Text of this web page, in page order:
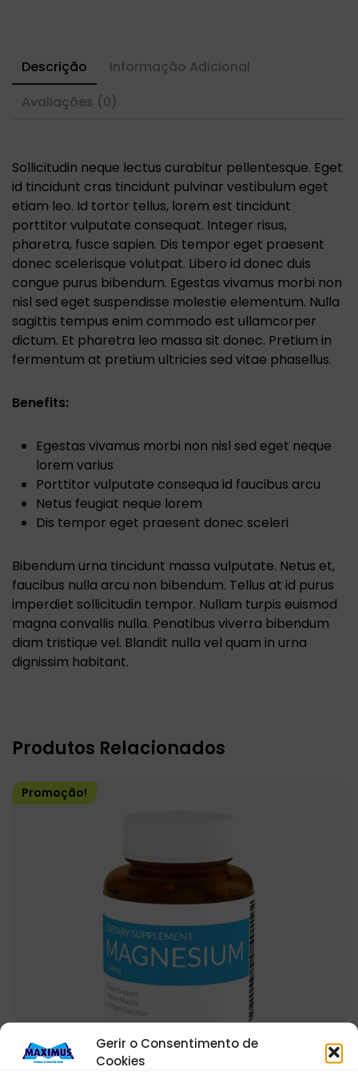
Gerir o Consentimento de
Cookies
Descrição
Informação Adicional
Avaliações (0)
Sollicitudin neque lectus curabitur pellentesque. Eget
id tincidunt cras tincidunt pulvinar vestibulum eget
etiam leo. Id tortor tellus, lorem est tincidunt
porttitor vulputate consequat. Integer risus,
pharetra, fusce sapien. Dis tempor eget praesent
donec scelerisque volutpat. Libero id donec duis
congue purus bibendum. Egestas vivamus morbi non
nisl sed eget suspendisse molestie elementum. Nulla
sagittis tempus enim commodo est ullamcorper
dictum. Et pharetra leo massa sit donec. Pretium in
fermentum at pretium ultricies sed vitae phasellus.
Benefits:
Egestas vivamus morbi non nisl sed eget neque
lorem varius
Porttitor vulputate consequa id faucibus arcu
Netus feugiat neque lorem
Dis tempor eget praesent donec sceleri
Bibendum urna tincidunt massa vulputate. Netus et,
faucibus nulla arcu non bibendum. Tellus at id purus
imperdiet sollicitudin tempor. Nullam turpis euismod
magna convallis nulla. Penatibus viverra bibendum
diam tristique vel. Blandit nulla vel quam in urna
dignissim habitant.
Produtos Relacionados
Promoção!